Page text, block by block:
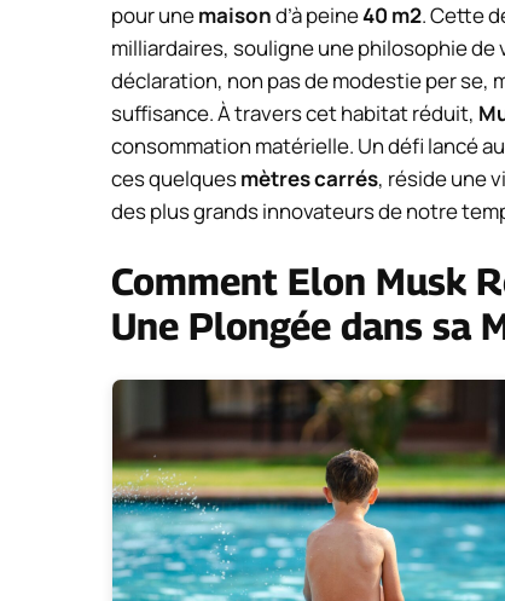
pour unemaisond’à peine40 m2. Cette
milliardaires, souligne une philosophie
déclaration, non pas de modestie per se,
suffisance. À travers cet habitat réduit,
consommation matérielle. Un défi lancé
ces quelquesmètres carrés, réside une
des plus grands innovateurs de notre
Comment Elon Musk
Une Plongée dans sa